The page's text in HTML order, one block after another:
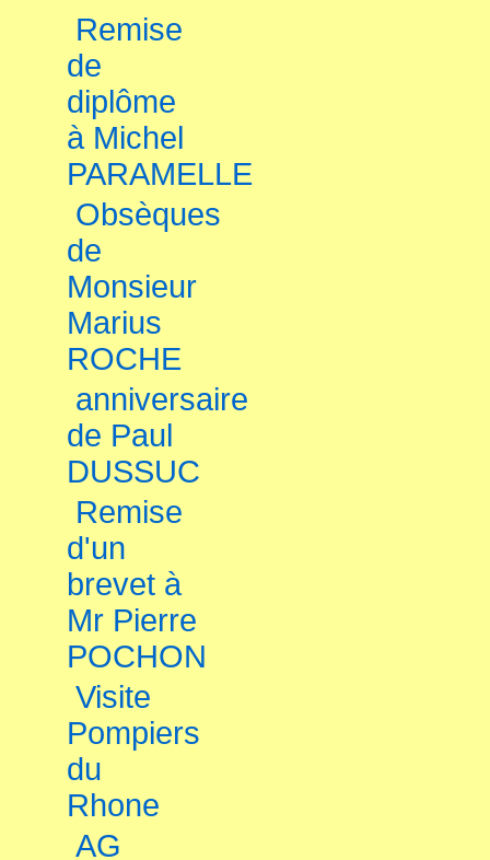
Remise
de
diplôme
à Michel
PARAMELLE
Obsèques
de
Monsieur
Marius
ROCHE
anniversaire
de Paul
DUSSUC
Remise
d'un
brevet à
Mr Pierre
POCHON
Visite
Pompiers
du
Rhone
AG